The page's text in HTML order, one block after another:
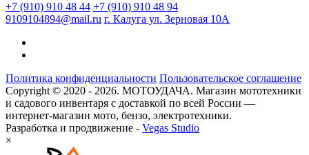
+7 (910) 910 48 44 +7 (910) 910 48 94
9109104894@mail.ru г. Калуга ул. Зерновая 10А
Политика конфиденциальности Пользовательское соглашение
Copyright © 2020 - 2026. МОТОУДАЧА. Магазин мототехники
и садового инвентаря с доставкой по всей России —
интернет-магазин мото, бензо, электротехники.
Разработка и продвижение - Vegas Studio
×